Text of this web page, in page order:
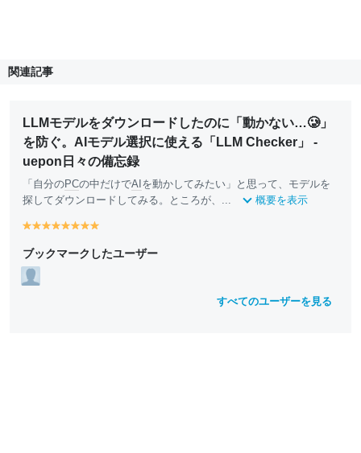
関連記事
LLMモデルをダウンロードしたのに「動かない…🥲」
を防ぐ。AIモデル選択に使える「LLM Checker」 -
uepon日々の備忘録
「自分のPCの中だけでAI を動かしてみたい」と思って、モデルを
探してダウンロードしてみる。ところが、...
概要を表示
y
ll
o
w
y
ll
o
w
y
ll
y
ll
y
ll
y
ll
y
ll ll
ブックマークしたユーザー
すべてのユーザーを見る